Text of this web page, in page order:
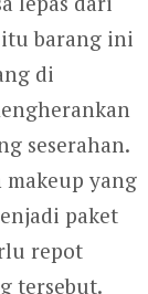
itu barang ini
di
seserahan.
makeup yang
paket
repot
tersebut.